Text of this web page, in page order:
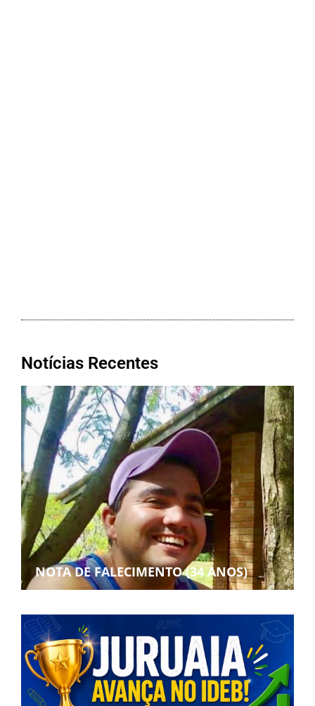
Notícias Recentes
NOTA DE FALECIMENTO (34 ANOS)